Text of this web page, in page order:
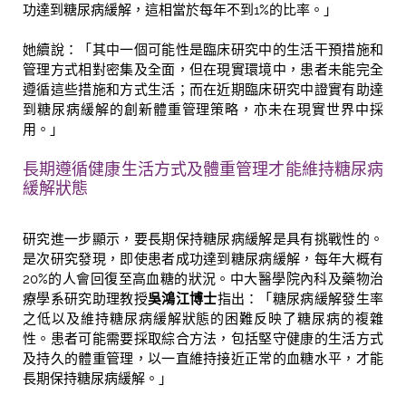
功達到糖尿病緩解，這相當於每年不到1%的比率。」
她續說：「其中一個可能性是臨床研究中的生活干預措施和
管理方式相對密集及全面，但在現實環境中，患者未能完全
遵循這些措施和方式生活；而在近期臨床研究中證實有助達
到糖尿病緩解的創新體重管理策略，亦未在現實世界中採
用。」
長期遵循健康生活方式及體重管理才能維持糖尿病
緩解狀態
研究進一步顯示，要長期保持糖尿病緩解是具有挑戰性的。
是次研究發現，即使患者成功達到糖尿病緩解，每年大概有
20%的人會回復至高血糖的狀況。中大醫學院內科及藥物治
療學系研究助理教授吳鴻江博士指出：「糖尿病緩解發生率
之低以及維持糖尿病緩解狀態的困難反映了糖尿病的複雜
性。患者可能需要採取綜合方法，包括堅守健康的生活方式
及持久的體重管理，以一直維持接近正常的血糖水平，才能
長期保持糖尿病緩解。」